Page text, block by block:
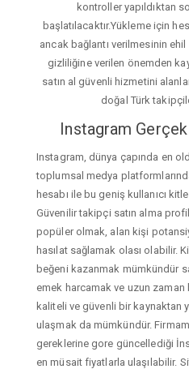
kontroller yapıldıktan
başlatılacaktır.Yükleme için
ancak bağlantı verilmesinin
gizliliğine verilen önemden
satın al güvenli hizmetini
doğal Türk
Instagram
Instagram, dünya çapında en
toplumsal medya
hesabı ile bu geniş kullanıcı
Güvenilir takipçi satın alma
popüler olmak, alan kişi
hasılat sağlamak olası olabilir.
beğeni kazanmak mümkündür
emek harcamak ve uzun
kaliteli ve güvenli bir kaynaktan
ulaşmak da mümkündür.
gereklerine gore güncellediği
en müsait fiyatlarla ulaşılabilir.